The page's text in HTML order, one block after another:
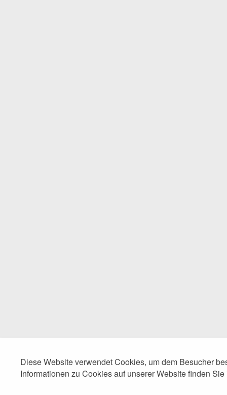
Diese Website verwendet Cookies, um dem Besucher
Informationen zu Cookies auf unserer Website finden